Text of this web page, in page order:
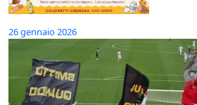
26 gennaio 2026